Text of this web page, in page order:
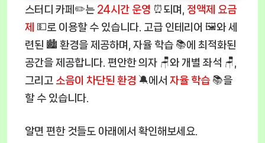
스터디 카페✏️는 24시간 운영 ⏰되며, 정액제 요금
제
💵로 이용할 수 있습니다. 고급 인테리어 🖼️와 세
련된 🏙️ 환경을 제공하며, 자율 학습 📚에 최적화된
공간을 제공합니다. 편안한 의자 🪑와 개별 좌석 🪑,
그리고 소음이 차단된 환경 🔕에서 자율 학습 📚을
할 수 있습니다.
알면 편한 것들도 아래에서 확인해보세요.